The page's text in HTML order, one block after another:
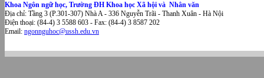
Khoa Ngôn ngữ học, Trường ĐH Khoa học Xã hội và Nhân văn
Địa chỉ: Tầng 3 (P.301-307) Nhà A - 336 Nguyễn Trãi - Thanh Xuân - Hà Nội
Điện thoại: (84-4) 3 5588 603 - Fax: (84-4) 3 8587 202
Email: ngonnguhoc@ussh.edu.vn